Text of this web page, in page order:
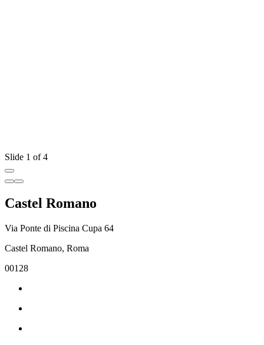
Slide 1 of 4
Castel Romano
Via Ponte di Piscina Cupa 64
Castel Romano, Roma
00128